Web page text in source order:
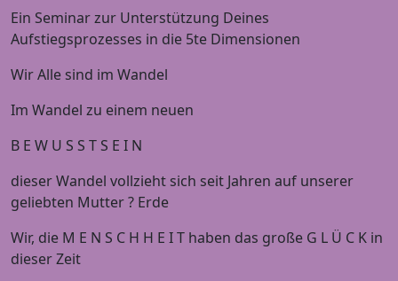
Ein Seminar zur Unterstützung Deines
Aufstiegsprozesses in die 5te Dimensionen
Wir Alle sind im Wandel
Im Wandel zu einem neuen
B E W U S S T S E I N
dieser Wandel vollzieht sich seit Jahren auf unserer
geliebten Mutter ? Erde
Wir, die M E N S C H H E I T haben das große G L Ü C K in
dieser Zeit